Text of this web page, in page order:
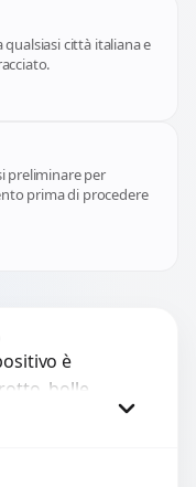
città italiana e
preliminare per
prima di procedere
è
bolle,
pixel morti?